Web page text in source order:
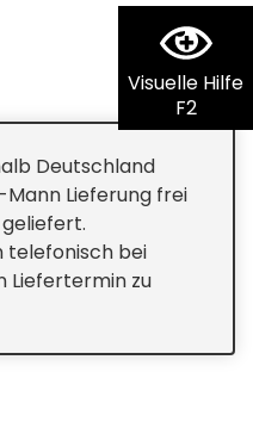
Visuelle Hilfe
F2
Deutschland
Lieferung frei
telefonisch bei
Liefertermin zu